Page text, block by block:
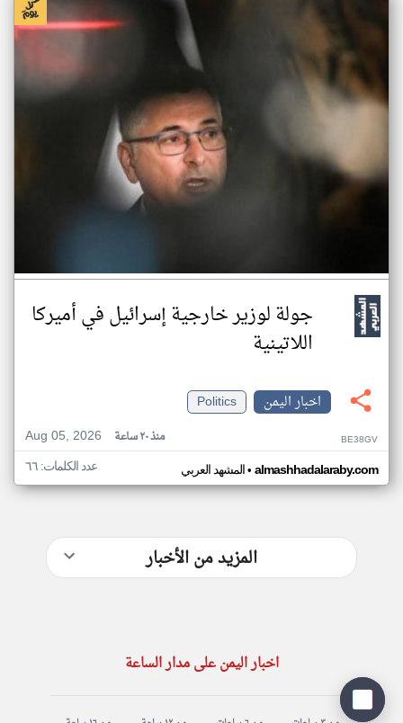
جولة لوزير خارجية إسرائيل في أميركا
اللاتينية
اخبار اليمن
Politics
Aug 05, 2026
منذ ٢٠ ساعة BE38GV
المشهد العربي• almashhadalaraby.com عدد الكلمات: ٦٦
المزيد من الأخبار
اخبار اليمن على مدار الساعة